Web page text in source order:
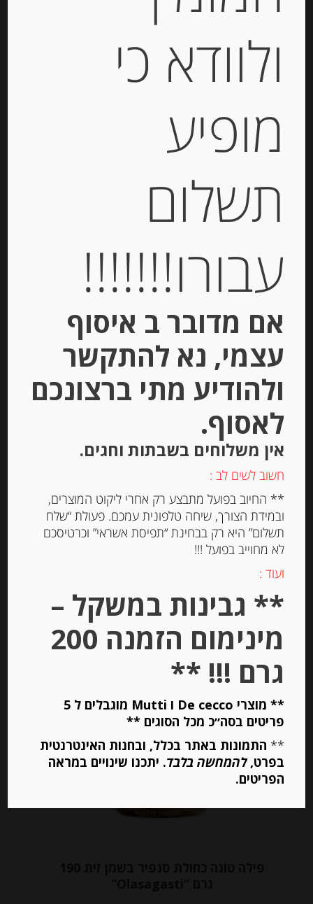
47.00
מחיר ל 100 גרם: 24.74 ש"ח
הוספה לסל
גרם “Olasagasti”
-
מחיר ל 100 גרם: 21.91 ש"ח
יחידות
הוספה לסל
Out of
ולוודא כי
מופיע
תשלום
עבורו!!!!!!!
אם מדובר ב איסוף
עצמי, נא להתקשר
ולהודיע מתי ברצונכם
לאסוף.
אין משלוחים בשבתות וחגים.
חשוב לשים לב :
** החיוב בפועל מתבצע רק אחרי ליקוט המוצרים,
ובמידת הצורך, שיחה טלפונית עמכם. פעולת “שלח
תשלום” היא רק בבחינת “תפיסת אשראי” וכרטיסכם
לא מחוייב בפועל !!!
ועוד :
** גבינות במשקל –
מינימום הזמנה 200
גרם !!! **
** מוצרי De cecco ו Mutti מוגבלים ל 5
פריטים בסה״כ מכל הסוגים **
** התמונות באתר בכלל, ובחנות האינטרנטית
בפרט,להמחשה בלבד. יתכנו שינויים במראה
הפריטים.